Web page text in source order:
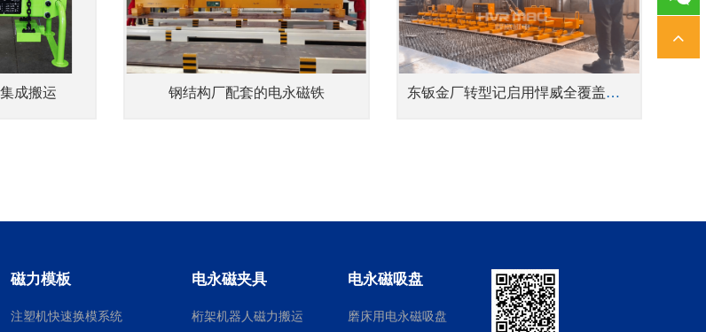
成搬运 钢结构厂配套的电永磁铁 东钣金厂转型记启用悍威全覆盖电永磁吊具 激光切割上下料告别繁琐效率飙升
磁力模板
注塑机快速换模系统
电永磁夹具
桁架机器人磁力搬运
电永磁吸盘
磨床用电永磁吸盘